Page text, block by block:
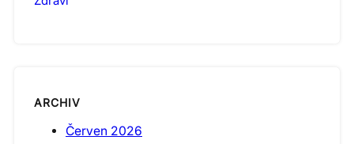
ARCHIV
Červen 2026